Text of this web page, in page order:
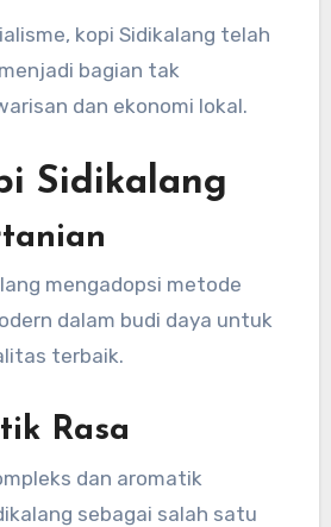
kopi Sidikalang telah
bagian tak
dan ekonomi lokal.
Sidikalang
mengadopsi metode
dalam budi daya untuk
terbaik.
Rasa
dan aromatik
sebagai salah satu